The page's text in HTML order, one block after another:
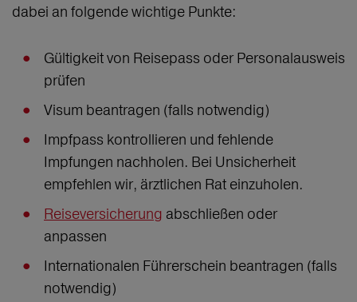
dabei an folgende wichtige Punkte:
Gültigkeit von Reisepass oder Personalausweis
prüfen
Visum beantragen (falls notwendig)
Impfpass kontrollieren und fehlende
Impfungen nachholen. Bei Unsicherheit
empfehlen wir, ärztlichen Rat einzuholen.
Reiseversicherung abschließen oder
anpassen
Internationalen Führerschein beantragen (falls
notwendig)